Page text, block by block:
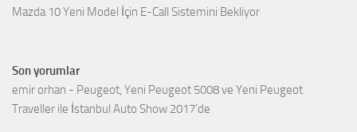
Mazda 10 Yeni Model İçin E-Call Sistemini Bekliyor
Son yorumlar
emir orhan - Peugeot, Yeni Peugeot 5008 ve Yeni Peugeot
Traveller ile İstanbul Auto Show 2017’de